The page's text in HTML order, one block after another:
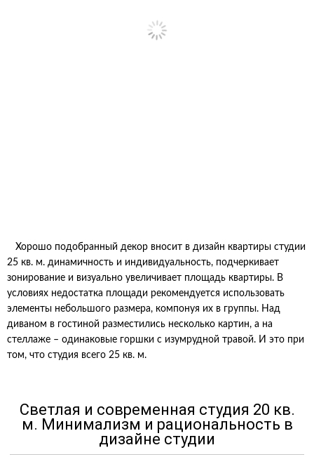
Хорошо подобранный декор вносит в дизайн квартиры студии
25 кв. м. динамичность и индивидуальность, подчеркивает
зонирование и визуально увеличивает площадь квартиры. В
условиях недостатка площади рекомендуется использовать
элементы небольшого размера, компонуя их в группы. Над
диваном в гостиной разместились несколько картин, а на
стеллаже – одинаковые горшки с изумрудной травой. И это при
том, что студия всего 25 кв. м.
Светлая и современная студия 20 кв.
м. Минимализм и рациональность в
дизайне студии